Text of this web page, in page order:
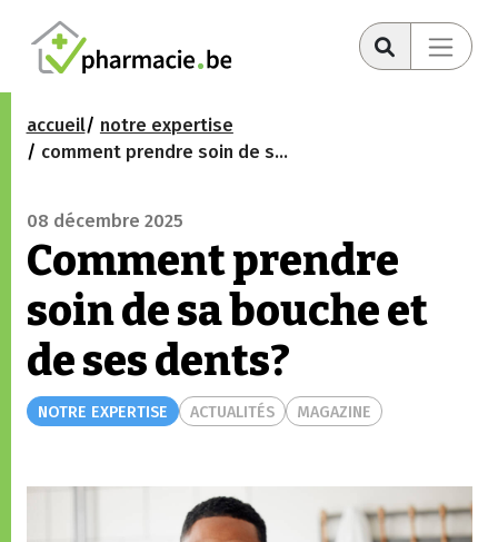
accueil
notre expertise
comment prendre soin de sa bouche et de ses dents?
08 décembre 2025
Comment prendre
soin de sa bouche et
de ses dents?
NOTRE EXPERTISE ACTUALITÉS MAGAZINE